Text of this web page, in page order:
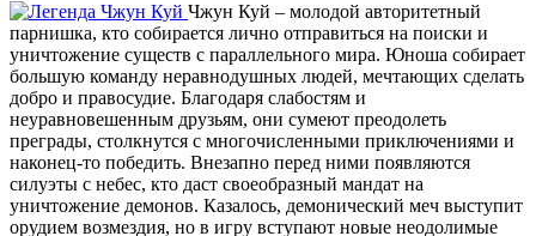
Чжун Куй – молодой авторитетный
парнишка, кто собирается лично отправиться на поиски и
уничтожение существ с параллельного мира. Юноша собирает
большую команду неравнодушных людей, мечтающих сделать
добро и правосудие. Благодаря слабостям и
неуравновешенным друзьям, они сумеют преодолеть
преграды, столкнутся с многочисленными приключениями и
наконец-то победить. Внезапно перед ними появляются
силуэты с небес, кто даст своеобразный мандат на
уничтожение демонов. Казалось, демонический меч выступит
орудием возмездия, но в игру вступают новые неодолимые